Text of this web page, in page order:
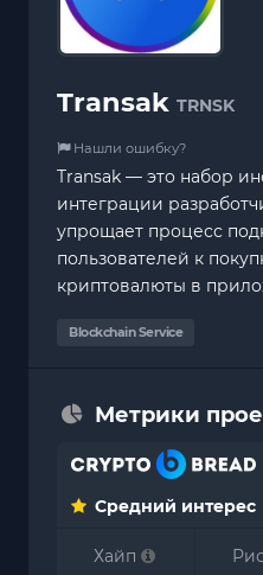
Transak TRNSK
Нашли ошибку?
Transak — это набор
интеграции
упрощает процесс
пользователей к
криптовалюты в
Blockchain Service
Метрики
Средний интерес
Хайп